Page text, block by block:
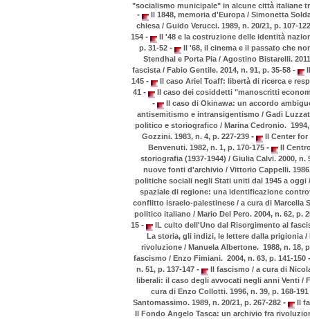
"socialismo municipale" in alcune città italiane
-
Il 1848, memoria d'Europa / Simonetta
chiesa / Guido Verucci. 1989, n. 20/21, p. 107-
154 -
Il '48 e la costruzione delle identità
p. 31-52 -
Il '68, il cinema e il passato che
Stendhal e Porta Pia / Agostino Bistarelli.
fascista / Fabio Gentile. 2014, n. 91, p. 35-58 -
145 -
Il caso Ariel Toaff: libertà di ricerca e
41 - Il caso dei cosiddetti "manoscritti
-
Il caso di Okinawa: un accordo
antisemitismo e intransigentismo / Gadi
politico e storiografico / Marina Cedronio. 1994,
Gozzini. 1983, n. 4, p. 227-239 -
Il Center for
Benvenuti. 1982, n. 1, p. 170-175 -
Il
storiografia (1937-1944) / Giulia Calvi. 2000, n.
nuove fonti d'archivio / Vittorio Cappelli.
politiche sociali negli Stati uniti dal 1945 a oggi
spaziale di regione: una identificazione
conflitto israelo-palestinese / a cura di Marcella
politico italiano / Mario Del Pero. 2004, n. 62, p.
15 -
IL culto dell'Uno dal Risorgimento al
La storia, gli indizi, le lettere dalla prigionia /
rivoluzione / Manuela Albertone. 1988, n. 18,
fascismo / Enzo Fimiani. 2004, n. 63, p. 141-150 -
n. 51, p. 137-147 -
Il fascismo / a cura di
liberali: il caso degli avvocati negli anni Venti /
cura di Enzo Collotti. 1996, n. 39, p. 168-191
Santomassimo. 1989, n. 20/21, p. 267-282 -
Il
Il Fondo Angelo Tasca: un archivio fra